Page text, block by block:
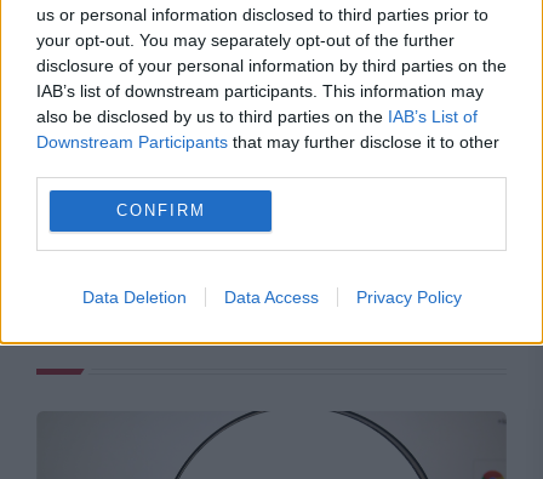
us or personal information disclosed to third parties prior to
your opt-out. You may separately opt-out of the further
disclosure of your personal information by third parties on the
IAB’s list of downstream participants. This information may
also be disclosed by us to third parties on the IAB’s List of
Downstream Participants that may further disclose it to other
CONFIRM
Data Deletion Data Access Privacy Policy
Recomandările noastre